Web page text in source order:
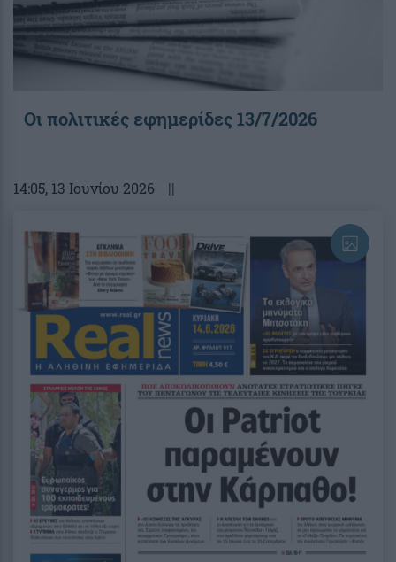
Οι πολιτικές εφημερίδες 13/7/2026
14:05, 13 Ιουνίου 2026 ||